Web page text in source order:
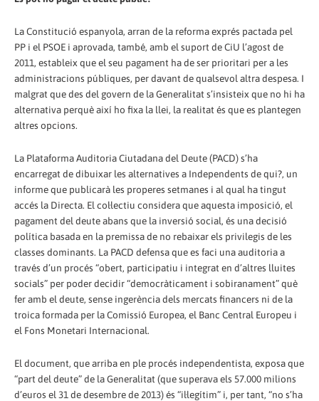
La Constitució espanyola, arran de la reforma exprés pactada pel
PP i el PSOE i aprovada, també, amb el suport de CiU l’agost de
2011, estableix que el seu pagament ha de ser prioritari per a les
administracions públiques, per davant de qualsevol altra despesa. I
malgrat que des del govern de la Generalitat s’insisteix que no hi ha
alternativa perquè així ho fixa la llei, la realitat és que es plantegen
altres opcions.
La Plataforma Auditoria Ciutadana del Deute (PACD) s’ha
encarregat de dibuixar les alternatives a Independents de qui?, un
informe que publicarà les properes setmanes i al qual ha tingut
accés la Directa. El col·lectiu considera que aquesta imposició, el
pagament del deute abans que la inversió social, és una decisió
política basada en la premissa de no rebaixar els privilegis de les
classes dominants. La PACD defensa que es faci una auditoria a
través d’un procés “obert, participatiu i integrat en d’altres lluites
socials” per poder decidir “democràticament i sobiranament” què
fer amb el deute, sense ingerència dels mercats financers ni de la
troica formada per la Comissió Europea, el Banc Central Europeu i
el Fons Monetari Internacional.
El document, que arriba en ple procés independentista, exposa que
“part del deute” de la Generalitat (que superava els 57.000 milions
d’euros el 31 de desembre de 2013) és “il·legítim” i, per tant, “no s’ha